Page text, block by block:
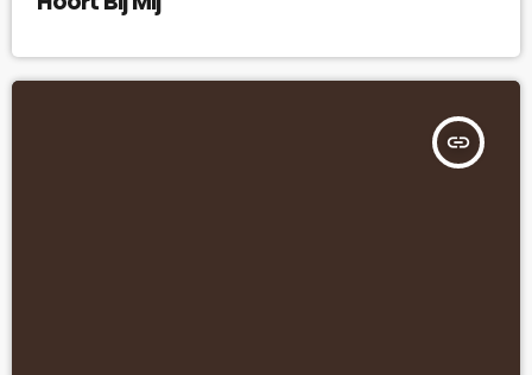
insert_link